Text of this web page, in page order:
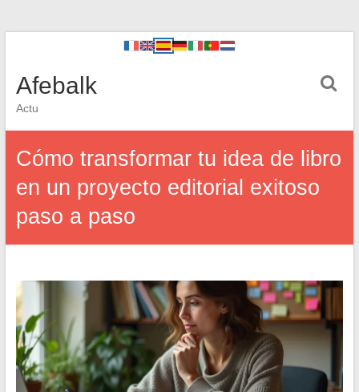
Afebalk
Actu
Cómo transformar tu idea de libro
en un proyecto editorial exitoso
paso a paso